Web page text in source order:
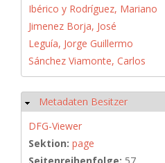
Ibérico y Rodríguez, Mariano
Jimenez Borja, José
Leguía, Jorge Guillermo
Sánchez Viamonte, Carlos
Ausblenden
Metadaten Besitzer
DFG-Viewer
Sektion: page
Seitenreihenfolge: 57